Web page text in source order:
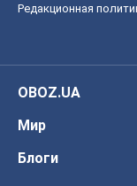
Редакционная
OBOZ.UA
Мир
Блоги